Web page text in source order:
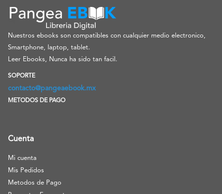
Nuestros ebooks son compatibles con cualquier medio electronico,
Smartphone, laptop, tablet.
Leer Ebooks, Nunca ha sido tan facil.
SOPORTE
contacto@pangeaebook.mx
METODOS DE PAGO
Cuenta
Mi cuenta
Mis Pedidos
Metodos de Pago